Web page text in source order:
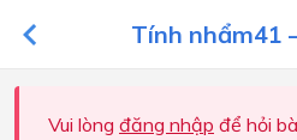
Tính nhẩm41
Vui lòng đăng nhập để hỏi